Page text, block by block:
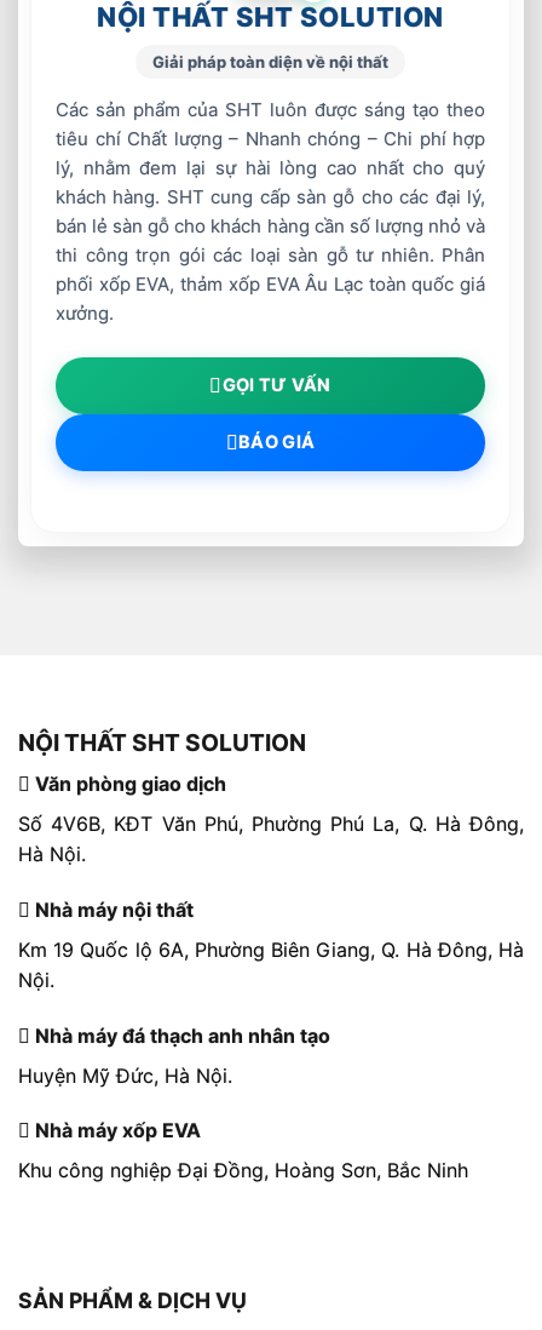
NỘI THẤT SHT SOLUTION
Giải pháp toàn diện về nội thất
Các sản phẩm của SHT luôn được sáng tạo theo
tiêu chí Chất lượng – Nhanh chóng – Chi phí hợp
lý, nhằm đem lại sự hài lòng cao nhất cho quý
khách hàng. SHT cung cấp sàn gỗ cho các đại lý,
bán lẻ sàn gỗ cho khách hàng cần số lượng nhỏ và
thi công trọn gói các loại sàn gỗ tư nhiên. Phân
phối xốp EVA, thảm xốp EVA Âu Lạc toàn quốc giá
xưởng.
GỌI TƯ VẤN
BÁO GIÁ
NỘI THẤT SHT SOLUTION
Văn phòng giao dịch
Số 4V6B, KĐT Văn Phú, Phường Phú La, Q. Hà Đông,
Hà Nội.
Nhà máy nội thất
Km 19 Quốc lộ 6A, Phường Biên Giang, Q. Hà Đông, Hà
Nội.
Nhà máy đá thạch anh nhân tạo
Huyện Mỹ Đức, Hà Nội.
Nhà máy xốp EVA
Khu công nghiệp Đại Đồng, Hoàng Sơn, Bắc Ninh
SẢN PHẨM & DỊCH VỤ